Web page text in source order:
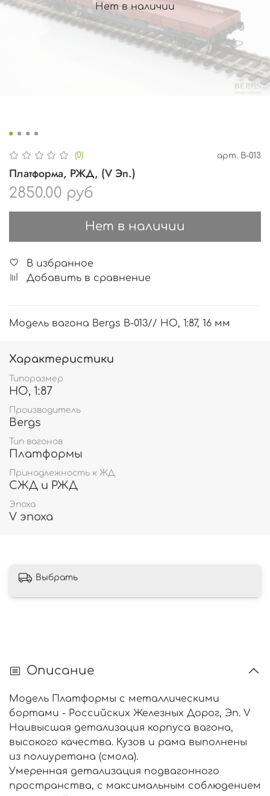
Нет в наличии
(0) арт. B-013
Платформа, РЖД, (V Эп.)
2850.00 руб
Нет в наличии
В избранное
Добавить в сравнение
Модель вагона Bergs B-013// HO, 1:87, 16 мм
Характеристики
Типоразмер
HO, 1:87
Производитель
Bergs
Тип вагонов
Платформы
Принадлежность к ЖД
СЖД и РЖД
Эпоха
V эпоха
Выбрать
Описание
Модель Платформы с металлическими
бортами - Российских Железных Дорог, Эп. V
Наивысшая детализация корпуса вагона,
высокого качества. Кузов и рама выполнены
из полиуретана (смола).
Умеренная детализация подвагонного
пространства, с максимальным соблюдением